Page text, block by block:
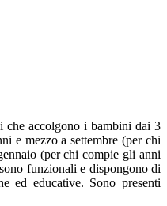
che accolgono i bambini dai 3
e mezzo a settembre (per chi
(per chi compie gli anni
funzionali e dispongono di
ed educative. Sono presenti